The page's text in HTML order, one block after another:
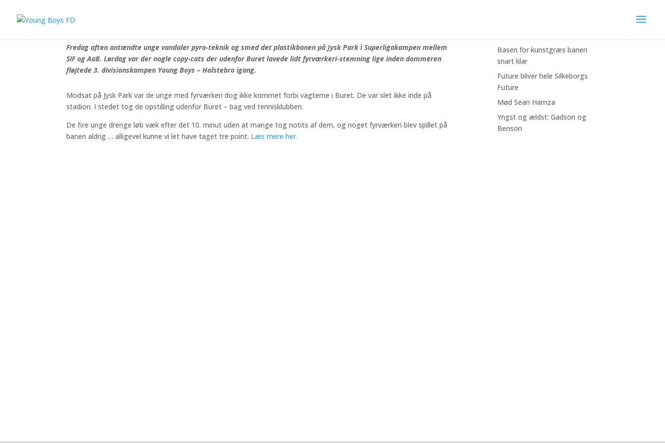
Fire unge maskerede SIF-pyro-look-alikes luskede sig om bag tennisklubben og antændte pyro – udenfor Buret
Fredag aften antændte unge vandaler pyro-teknik og smed det plastikbanen på Jysk Park i Superligakampen mellem
SIF og AaB. Lørdag var der nogle copy-cats der udenfor Buret lavede lidt fyrværkeri-stemning lige inden dommeren
fløjtede 3. divisionskampen Young Boys – Holstebro igang.
Modsat på Jysk Park var de unge med fyrværkeri dog ikke kommet forbi vagterne i Buret. De var slet ikke inde på
stadion. I stedet tog de opstilling udenfor Buret – bag ved tennisklubben.
De fire unge drenge løb væk efter det 10. minut uden at mange tog notits af dem, og noget fyrværkeri blev spillet på
banen aldrig … alligevel kunne vi let have taget tre point. Læs mere her.
Basen for kunstgræs banen
snart klar
Future bliver hele Silkeborgs
Future
Mød Sean Hamza
Yngst og ældst: Gadson og
Benson